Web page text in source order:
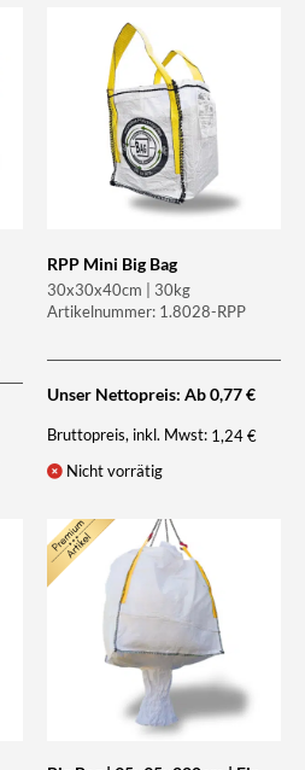
RPP Mini Big Bag
30x30x40cm | 30kg
Artikelnummer: 1.8028-RPP
Unser Nettopreis: Ab0,77€
Bruttopreis, inkl. Mwst: 1,24€
Nicht vorrätig